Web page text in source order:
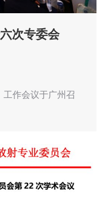
次专委会
工作会议于广州召